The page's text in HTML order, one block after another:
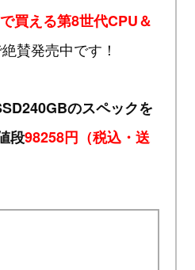
買える第8世代CPU＆
賛発売中です！
のスペックを
段98258円（税込・送